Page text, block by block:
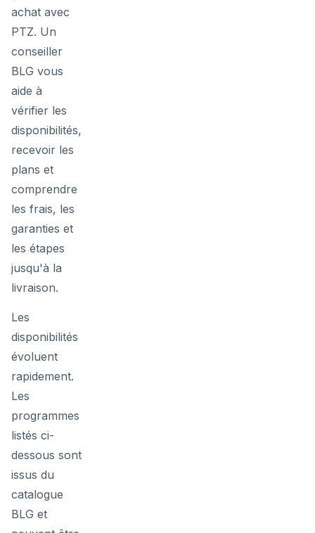
achat avec
PTZ. Un
conseiller
BLG vous
aide à
vérifier les
disponibilités,
recevoir les
plans et
comprendre
les frais, les
garanties et
les étapes
jusqu'à la
livraison.
Les
disponibilités
évoluent
rapidement.
Les
programmes
listés ci-
dessous sont
issus du
catalogue
BLG et